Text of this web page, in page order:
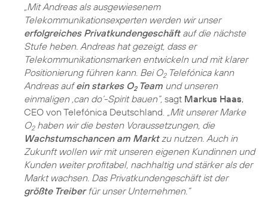
„Mit Andreas als ausgewiesenem
Telekommunikationsexperten werden wir unser
erfolgreiches Privatkundengeschäftauf die nächste
Stufe heben. Andreas hat gezeigt, dass er
Telekommunikationsmarken entwickeln und mit klarer
Positionierung führen kann. Bei O2Telefónica kann
Andreas aufein starkes O2Team und unseren
einmaligen ‚can do‘-Spirit bauen“, sagt Markus Haas,
CEO von Telefónica Deutschland. „Mit unserer Marke
O2haben wir die besten Voraussetzungen, die
Wachstumschancen am Marktzu nutzen. Auch in
Zukunft wollen wir mit unseren eigenen Kundinnen und
Kunden weiter profitabel, nachhaltig und stärker als der
Markt wachsen. Das Privatkundengeschäft ist der
größte Treiberfür unser Unternehmen.”